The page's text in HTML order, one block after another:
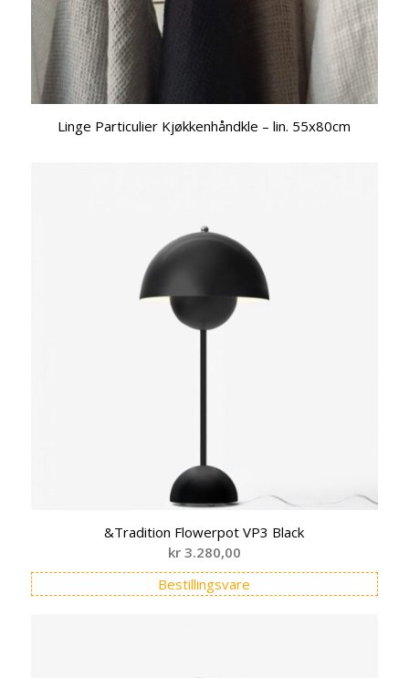
Linge Particulier Kjøkkenhåndkle – lin. 55x80cm
&Tradition Flowerpot VP3 Black
kr3.280,00
Bestillingsvare